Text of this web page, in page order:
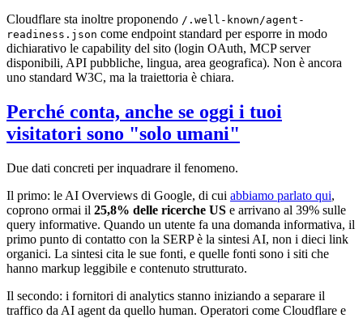
Cloudflare sta inoltre proponendo /.well-known/agent-
readiness.json come endpoint standard per esporre in modo
dichiarativo le capability del sito (login OAuth, MCP server
disponibili, API pubbliche, lingua, area geografica). Non è ancora
uno standard W3C, ma la traiettoria è chiara.
Perché conta, anche se oggi i tuoi
visitatori sono "solo umani"
Due dati concreti per inquadrare il fenomeno.
Il primo: le AI Overviews di Google, di cui abbiamo parlato qui,
coprono ormai il 25,8% delle ricerche US e arrivano al 39% sulle
query informative. Quando un utente fa una domanda informativa, il
primo punto di contatto con la SERP è la sintesi AI, non i dieci link
organici. La sintesi cita le sue fonti, e quelle fonti sono i siti che
hanno markup leggibile e contenuto strutturato.
Il secondo: i fornitori di analytics stanno iniziando a separare il
traffico da AI agent da quello human. Operatori come Cloudflare e